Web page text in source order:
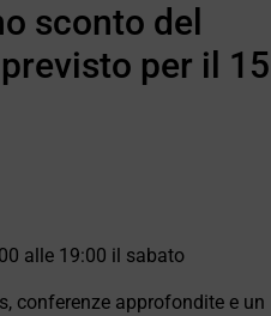
sconto del
per il 15
alle 19:00 il sabato
conferenze approfondite e un